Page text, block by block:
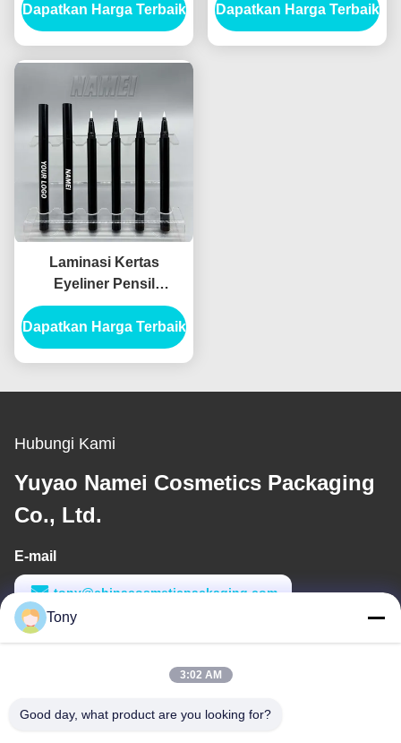
muda Custom tabung
eyeliner kosong
eyeliner packagi
Dapatkan Harga Terbaik
Murah Liquid Eyeliner
Pencil Tube
Dapatkan Harga Terbaik
Laminasi Kertas
Eyeliner Pensil
Container Kemasan
Tabung Eyeliner
Tabung Injeksi Blow
Dapatkan Harga Terbaik
Hubungi Kami
Yuyao Namei Cosmetics Packaging
Co., Ltd.
E-mail
tony@chinacosmeticpackaging.com
Waktu Kerja
Tony
3:02 AM
Good day, what product are you looking for?